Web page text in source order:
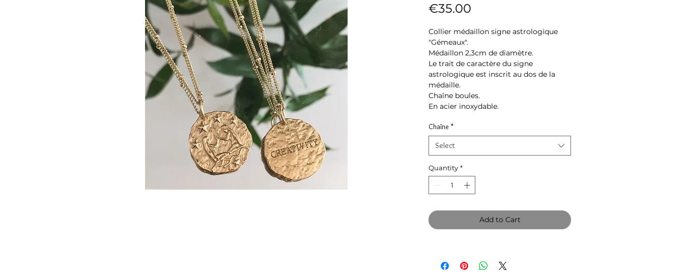
€35.00
Collier médaillon signe astrologique
"Gémeaux".
Médaillon 2,3cm de diamètre.
Le trait de caractère du signe
astrologique est inscrit au dos de la
médaille.
Chaîne boules.
En acier inoxydable.
Chaîne *
Select
Quantity *
Add to Cart